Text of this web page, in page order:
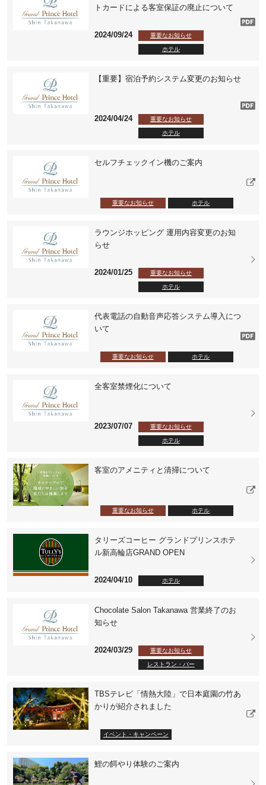
トカードによる客室保証の廃止について
2024/09/24 重要なお知らせ
ホテル
【重要】宿泊予約システム変更のお知らせ
2024/04/24 重要なお知らせ
ホテル
セルフチェックイン機のご案内
重要なお知らせ ホテル
ラウンジホッピング 運用内容変更のお知
らせ
2024/01/25 重要なお知らせ
ホテル
代表電話の自動音声応答システム導入につ
いて
重要なお知らせ ホテル
全客室禁煙化について
2023/07/07 重要なお知らせ
ホテル
客室のアメニティと清掃について
重要なお知らせ ホテル
タリーズコーヒー グランドプリンスホテ
ル新高輪店GRAND OPEN
2024/04/10 ホテル
Chocolate Salon Takanawa 営業終了のお
知らせ
2024/03/29 重要なお知らせ
レストラン・バー
TBSテレビ「情熱大陸」で日本庭園の竹あ
かりが紹介されました
イベント・キャンペーン
鯉の餌やり体験のご案内